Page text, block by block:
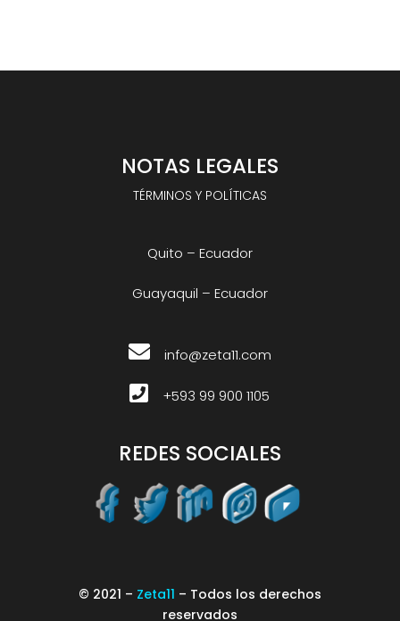
NOTAS LEGALES
TÉRMINOS Y POLÍTICAS
Quito – Ecuador
Guayaquil – Ecuador
info@zeta11.com
+593 99 900 1105
REDES SOCIALES
© 2021 – Zeta11 – Todos los derechos
reservados